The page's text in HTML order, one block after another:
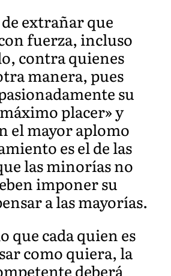
extrañar que
fuerza, incluso
contra quienes
manera, pues
su
placer» y
el mayor aplomo
es el de las
las minorías no
imponer su
a las mayorías.
que cada quien es
como quiera, la
deberá